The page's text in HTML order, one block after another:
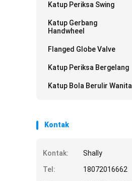
Katup Periksa Swing
Katup Gerbang
Handwheel
Flanged Globe Valve
Katup Periksa Bergelang
Katup Bola Berulir Wanita
Kontak
Kontak:
Shally
Tel:
18072016662